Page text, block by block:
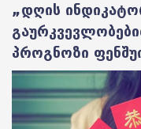
„დღის
პროგნოზი